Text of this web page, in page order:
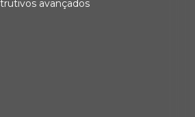
avançados